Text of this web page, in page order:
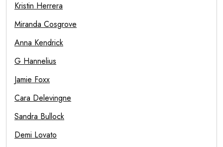
Kristin Herrera
Miranda Cosgrove
Anna Kendrick
G Hannelius
Jamie Foxx
Cara Delevingne
Sandra Bullock
Demi Lovato